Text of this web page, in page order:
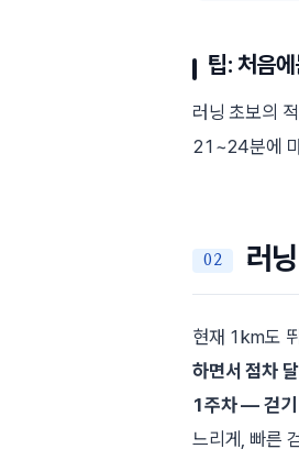
팁: 처음
러닝 초보의
21~24분에
러
현재 1km도
하면서 점차
1주차 — 걷기
느리게, 빠른